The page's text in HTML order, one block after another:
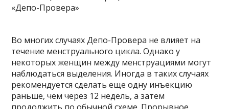
Во многих случаях Депо-Провера не влияет на
течение менструального цикла. Однако у
некоторых женщин между менструациями могут
наблюдаться выделения. Иногда в таких случаях
рекомендуется сделать еще одну инъекцию
раньше, чем через 12 недель, а затем